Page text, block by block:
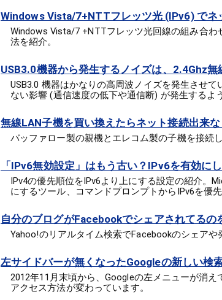
Windows Vista/7+NTTフレッツ光 (IPv6) でネ
Windows Vista/7 +NTTフレッツ光回線の組み合
法を紹介。
USB3.0機器から発生するノイズは、2.4Ghz無
USB3.0 機器はかなりの高周波ノイズを発生させ
ない影響 (通信速度の低下や通信断) が発生するよ
無線LAN子機を買い換えたらネット接続出来
バッファロー製の親機とエレコム製の子機を接続
「IPv6無効設定」はもう古い？IPv6を有効に
IPv4の優先順位をIPv6より上にする設定の紹介。
にするツール、コマンドプロンプトからIPv6を優
自分のブログがFacebookでシェアされてるの
Yahoo!のリアルタイム検索でFacebookのシェアや
左サイドバーが無くなったGoogleの新しい検
2012年11月末頃から、Googleの左メニューが消
アクセス方法が変わっています。